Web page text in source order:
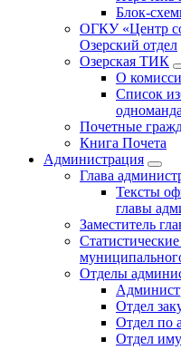
Блок-
ОГКУ «Центр
Озерский отдел
Озерская ТИК
О
Список
Почетные
Книга Почета
Администрация
Глава
Тексты
главы
Заместитель
Отделы
Отдел
Отдел по
Отдел